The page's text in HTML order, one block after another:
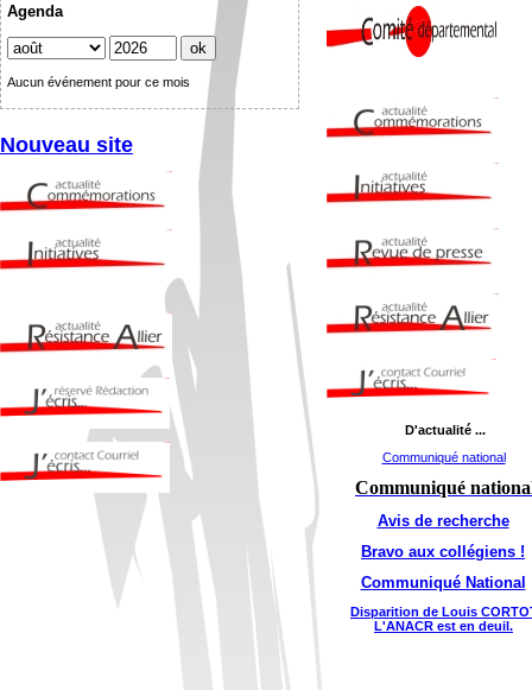
Agenda
Aucun événement pour ce mois
Nouveau site
D'actualité ...
Communiqué national
Communiqué
Avis de recherche
Bravo aux collégiens !
Communiqué National
Disparition de Louis
L'ANACR est en deuil.